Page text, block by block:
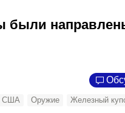
были
США Оружие Железный